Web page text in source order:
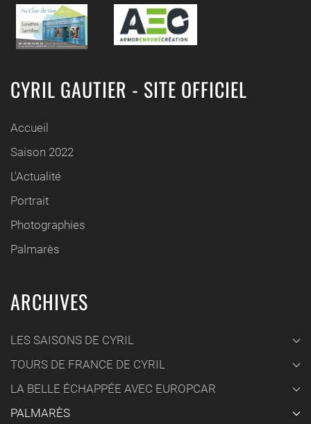
CYRIL GAUTIER - SITE OFFICIEL
Accueil
Saison 2022
L'Actualité
Portrait
Photographies
Palmarès
ARCHIVES
LES SAISONS DE CYRIL
TOURS DE FRANCE DE CYRIL
LA BELLE ÉCHAPPÉE AVEC EUROPCAR
PALMARÈS